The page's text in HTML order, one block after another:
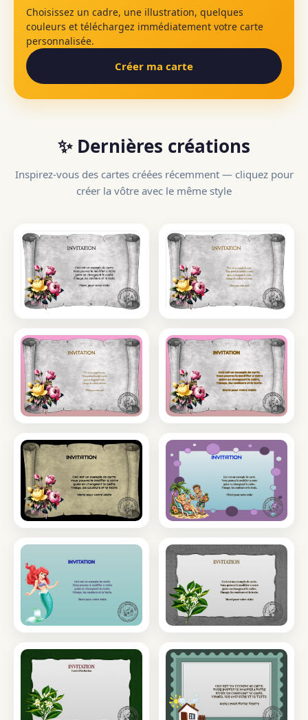
Choisissez un cadre, une illustration, quelques
couleurs et téléchargez immédiatement votre carte
personnalisée.
Créer ma carte
✨ Dernières créations
Inspirez-vous des cartes créées récemment — cliquez pour
créer la vôtre avec le même style